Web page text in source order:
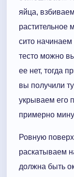
яйца,
растительное
сито
тесто можно
ее нет, тогда
вы получили
укрываем его
примерно
Ровную
раскатываем
должна быть